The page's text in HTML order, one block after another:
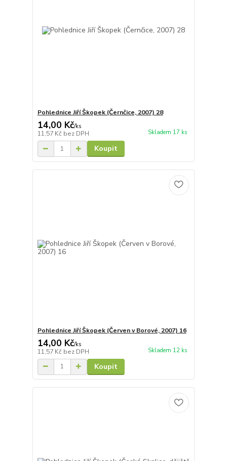
Pohlednice Jiří Škopek (Černčice, 2007) 28
14,00 Kč/ks
11,57 Kč bez DPH Skladem 17 ks
Koupit
Pohlednice Jiří Škopek (Červen v Borové, 2007) 16
14,00 Kč/ks
11,57 Kč bez DPH Skladem 12 ks
Koupit